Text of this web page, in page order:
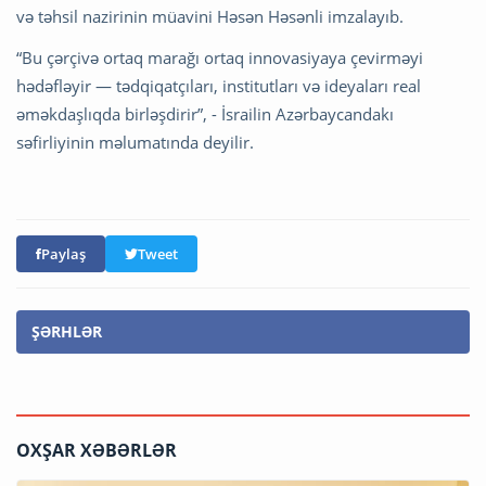
və təhsil nazirinin müavini Həsən Həsənli imzalayıb.
“Bu çərçivə ortaq marağı ortaq innovasiyaya çevirməyi
hədəfləyir — tədqiqatçıları, institutları və ideyaları real
əməkdaşlıqda birləşdirir”, - İsrailin Azərbaycandakı
səfirliyinin məlumatında deyilir.
Paylaş Tweet
ŞƏRHLƏR
OXŞAR XƏBƏRLƏR